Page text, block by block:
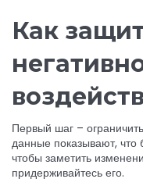
Как
Первый шаг –
данные показывают, что
чтобы заметить
придерживайтесь его.